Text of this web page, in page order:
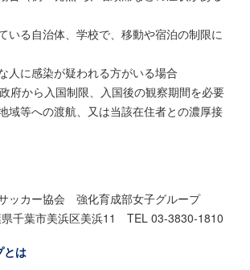
いる自治体、学校で、移動や宿泊の制限に
人に感染が疑われる方がいる場合
府から入国制限、入国後の観察期間を必要
域等への渡航、又は当該在住者との濃厚接
ッカー協会 強化育成部女子グループ
千葉市美浜区美浜11 TEL 03-3830-1810
とは